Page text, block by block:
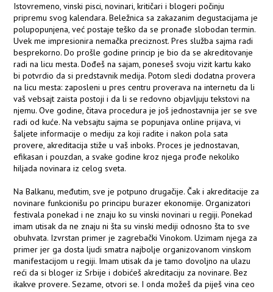
Istovremeno, vinski pisci, novinari, kritičari i blogeri počinju
pripremu svog kalendara. Beležnica sa zakazanim degustacijama je
polupopunjena, već postaje teško da se pronađe slobodan termin.
Uvek me impresionira nemačka preciznost. Pres služba sajma radi
besprekorno. Do prošle godine princip je bio da se akreditovanje
radi na licu mesta. Dođeš na sajam, poneseš svoju vizit kartu kako
bi potvrdio da si predstavnik medija. Potom sledi dodatna provera
na licu mesta: zaposleni u pres centru proverava na internetu da li
vaš vebsajt zaista postoji i da li se redovno objavljuju tekstovi na
njemu. Ove godine, čitava procedura je još jednostavnija jer se sve
radi od kuće. Na vebsajtu sajma se popunjava online prijava, vi
šaljete informacije o mediju za koji radite i nakon pola sata
provere, akreditacija stiže u vaš inboks. Proces je jednostavan,
efikasan i pouzdan, a svake godine kroz njega prođe nekoliko
hiljada novinara iz celog sveta.
Na Balkanu, međutim, sve je potpuno drugačije. Čak i akreditacije za
novinare funkcionišu po principu burazer ekonomije. Organizatori
festivala ponekad i ne znaju ko su vinski novinari u regiji. Ponekad
imam utisak da ne znaju ni šta su vinski mediji odnosno šta to sve
obuhvata. Izvrstan primer je zagrebački Vinokom. Uzimam njega za
primer jer ga dosta ljudi smatra najbolje organizovanom vinskom
manifestacijom u regiji. Imam utisak da je tamo dovoljno na ulazu
reći da si bloger iz Srbije i dobićeš akreditaciju za novinare. Bez
ikakve provere. Sezame, otvori se. I onda možeš da piješ vina ceo